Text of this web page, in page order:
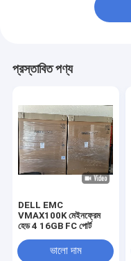
প্রস্তাবিত পণ্য
DELL EMC
VMAX100K মেইনফ্রেম
হেড 4 16GB FC পোর্ট
ভালো দাম